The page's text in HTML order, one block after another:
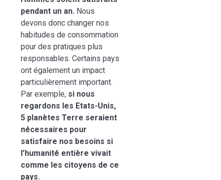
pendant un an. Nous
devons donc changer nos
habitudes de consommation
pour des pratiques plus
responsables. Certains pays
ont également un impact
particulièrement important.
Par exemple, si nous
regardons les Etats-Unis,
5 planètes Terre seraient
nécessaires pour
satisfaire nos besoins si
l’humanité entière vivait
comme les citoyens de ce
pays.